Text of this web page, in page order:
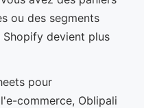
ou des segments
devient plus
pour
commerce, Oblipali